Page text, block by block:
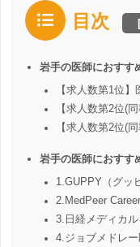
目次
岩手の医師におすす
【求人数第1位
【求人数第2位(
【求人数第2位(
岩手の医師におすす
1.GUPPY（グッ
2.MedPeer
3.日経メディカ
4.ジョブメドレー